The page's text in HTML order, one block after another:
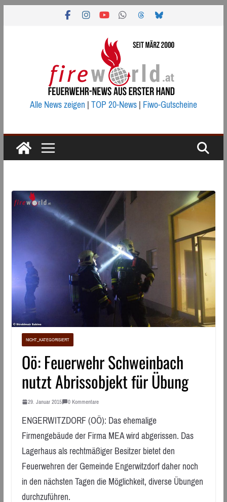
Alle News zeigen|TOP 20-News|Fiwo-Gutscheine
NICHT_KATEGORISIERT
Oö: Feuerwehr Schweinbach
nutzt Abrissobjekt für Übung
29. Januar 2015 0 Kommentare
ENGERWITZDORF (OÖ): Das ehemalige
Firmengebäude der Firma MEA wird abgerissen. Das
Lagerhaus als rechtmäßiger Besitzer bietet den
Feuerwehren der Gemeinde Engerwitzdorf daher noch
in den nächsten Tagen die Möglichkeit, diverse Übungen
durchzuführen.